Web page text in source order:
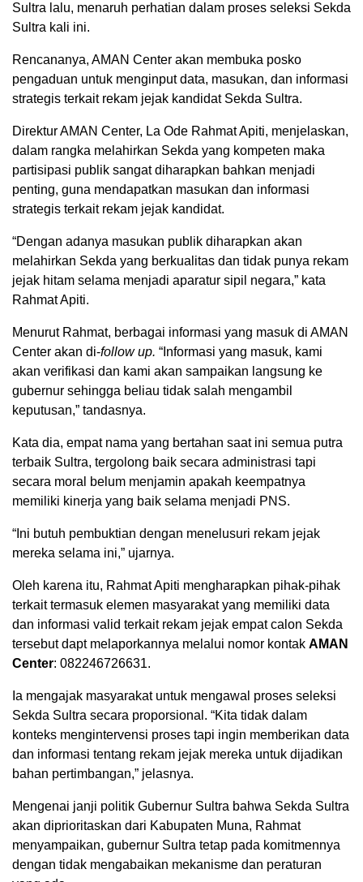
Sultra lalu, menaruh perhatian dalam proses seleksi Sekda
Sultra kali ini.
Rencananya, AMAN Center akan membuka posko
pengaduan untuk menginput data, masukan, dan informasi
strategis terkait rekam jejak kandidat Sekda Sultra.
Direktur AMAN Center, La Ode Rahmat Apiti, menjelaskan,
dalam rangka melahirkan Sekda yang kompeten maka
partisipasi publik sangat diharapkan bahkan menjadi
penting, guna mendapatkan masukan dan informasi
strategis terkait rekam jejak kandidat.
“Dengan adanya masukan publik diharapkan akan
melahirkan Sekda yang berkualitas dan tidak punya rekam
jejak hitam selama menjadi aparatur sipil negara,” kata
Rahmat Apiti.
Menurut Rahmat, berbagai informasi yang masuk di AMAN
Center akan di-follow up. “Informasi yang masuk, kami
akan verifikasi dan kami akan sampaikan langsung ke
gubernur sehingga beliau tidak salah mengambil
keputusan,” tandasnya.
Kata dia, empat nama yang bertahan saat ini semua putra
terbaik Sultra, tergolong baik secara administrasi tapi
secara moral belum menjamin apakah keempatnya
memiliki kinerja yang baik selama menjadi PNS.
“Ini butuh pembuktian dengan menelusuri rekam jejak
mereka selama ini,” ujarnya.
Oleh karena itu, Rahmat Apiti mengharapkan pihak-pihak
terkait termasuk elemen masyarakat yang memiliki data
dan informasi valid terkait rekam jejak empat calon Sekda
tersebut dapt melaporkannya melalui nomor kontak AMAN
Center: 082246726631.
Ia mengajak masyarakat untuk mengawal proses seleksi
Sekda Sultra secara proporsional. “Kita tidak dalam
konteks mengintervensi proses tapi ingin memberikan data
dan informasi tentang rekam jejak mereka untuk dijadikan
bahan pertimbangan,” jelasnya.
Mengenai janji politik Gubernur Sultra bahwa Sekda Sultra
akan diprioritaskan dari Kabupaten Muna, Rahmat
menyampaikan, gubernur Sultra tetap pada komitmennya
dengan tidak mengabaikan mekanisme dan peraturan